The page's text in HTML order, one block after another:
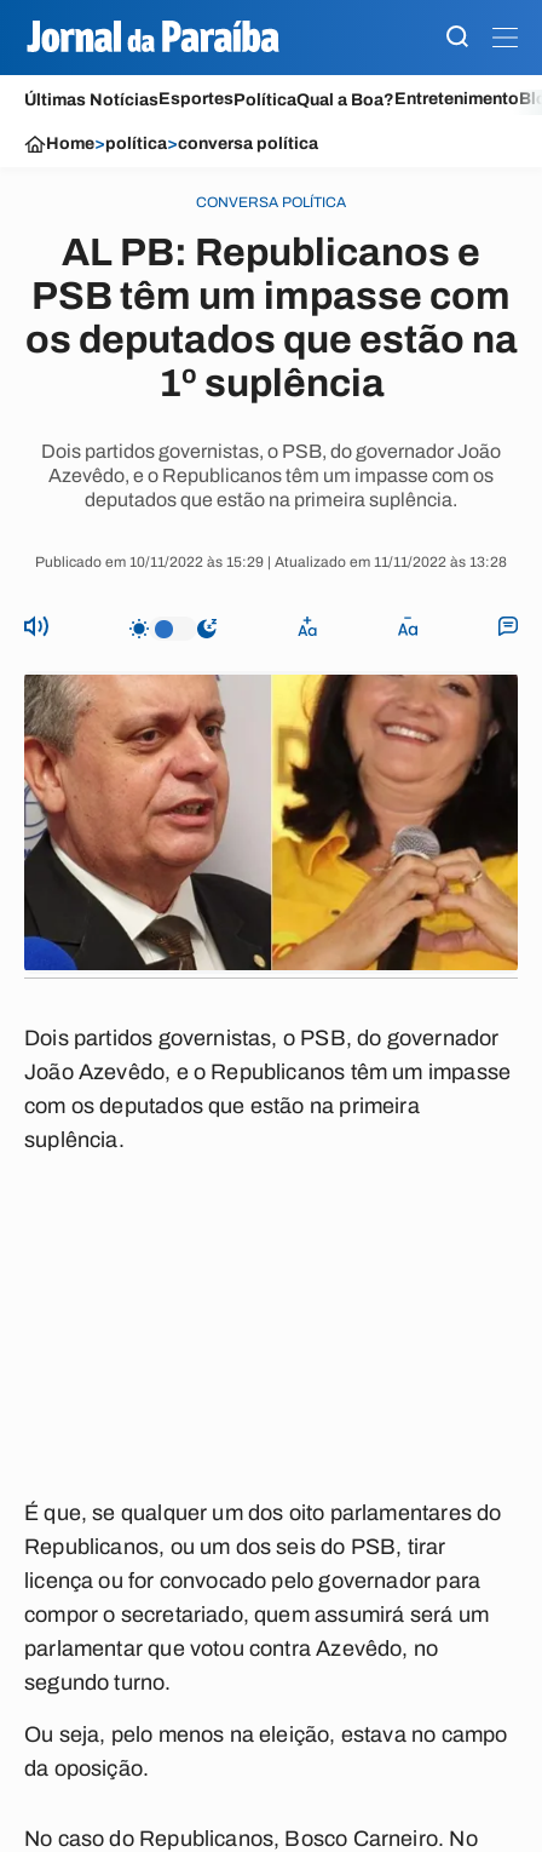
Últimas NotíciasEsportesPolíticaQual a Boa?Entretenimento
Home>política>conversa política
CONVERSA POLÍTICA
AL PB: Republicanos e
PSB têm um impasse com
os deputados que estão na
1º suplência
Dois partidos governistas, o PSB, do governador João
Azevêdo, e o Republicanos têm um impasse com os
deputados que estão na primeira suplência.
Publicado em 10/11/2022 às 15:29 | Atualizado em 11/11/2022 às 13:28
Dois partidos governistas, o PSB, do governador
João Azevêdo, e o Republicanos têm um impasse
com os deputados que estão na primeira
suplência.
É que, se qualquer um dos oito parlamentares do
Republicanos, ou um dos seis do PSB, tirar
licença ou for convocado pelo governador para
compor o secretariado, quem assumirá será um
parlamentar que votou contra Azevêdo, no
segundo turno.
Ou seja, pelo menos na eleição, estava no campo
da oposição.
No caso do Republicanos, Bosco Carneiro. No